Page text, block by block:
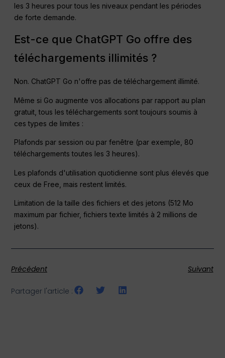
les 3 heures pour tous les niveaux pendant les périodes
de forte demande.
Est-ce que ChatGPT Go offre des
téléchargements illimités ?
Non. ChatGPT Go n'offre pas de téléchargement illimité.
Même si Go augmente vos allocations par rapport au plan
gratuit, tous les téléchargements sont toujours soumis à
ces types de limites :
Plafonds par session ou par fenêtre (par exemple, 80
téléchargements toutes les 3 heures).
Les plafonds d'utilisation quotidienne sont plus élevés que
ceux de Free, mais restent limités.
Limitation de la taille des fichiers et des jetons (512 Mo
maximum par fichier, fichiers texte limités à 2 millions de
jetons).
Précédent Suivant
Partager l'article :